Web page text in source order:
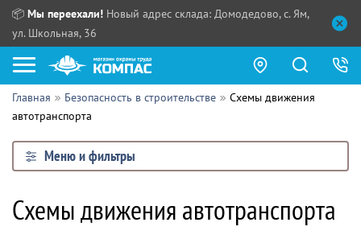
📦 Мы переехали! Новый адрес склада: Домодедово, с. Ям,
ул. Школьная, 36
Как купить?
Прайс-листы
Сотрудничество
Партнерам
ПТ:
Главная Безопасность в строительстве
Схемы движения
автотранспорта
Меню и фильтры
Схемы движения автотранспорта